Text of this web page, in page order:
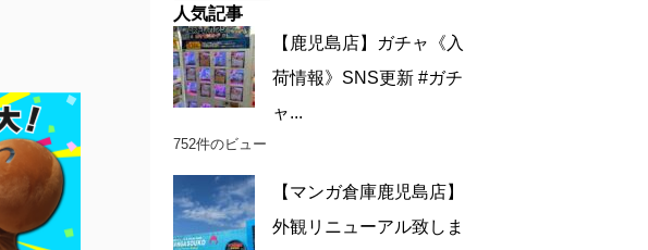
ー
カ
イ
ブ
人気記事
【鹿児島店】ガチャ《入
荷情報》SNS更新 #ガチ
ャ...
752件のビュー
【マンガ倉庫鹿児島店】
外観リニューアル致しま